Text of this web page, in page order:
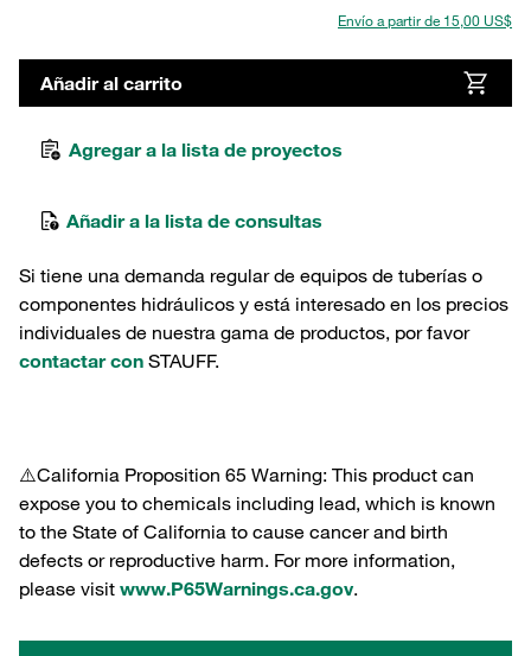
Envío a partir de 15,00 US$
Añadir al carrito
Agregar a la lista de proyectos
Añadir a la lista de consultas
Si tiene una demanda regular de equipos de tuberías o
componentes hidráulicos y está interesado en los precios
individuales de nuestra gama de productos, por favor
contactar con STAUFF.
⚠️California Proposition 65 Warning: This product can
expose you to chemicals including lead, which is known
to the State of California to cause cancer and birth
defects or reproductive harm. For more information,
please visit www.P65Warnings.ca.gov.